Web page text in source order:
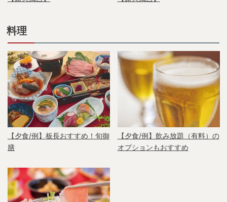
料理
【夕食/例】板長おすすめ！旬御
膳
【夕食/例】飲み放題（有料）の
オプションもおすすめ